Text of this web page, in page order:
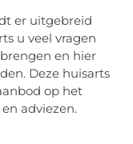
er uitgebreid
u veel vragen
en hier
Deze huisarts
op het
adviezen.